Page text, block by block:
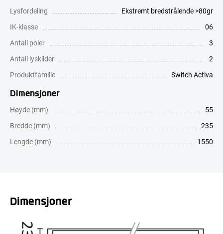
Lysfordeling
Ekstremt bredstrålende >80gr
IK-klasse
06
Antall poler
3
Antall lyskilder
2
Produktfamilie
Switch Activa
Dimensjoner
Høyde (mm)
55
Bredde (mm)
235
Lengde (mm)
1550
Dimensjoner